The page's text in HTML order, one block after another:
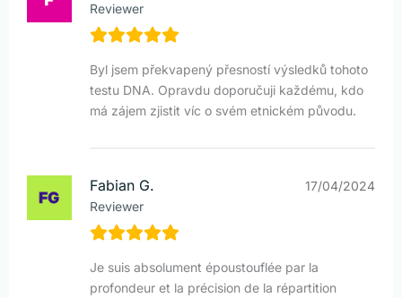
Reviewer
Byl jsem překvapený přesností výsledků tohoto
testu DNA. Opravdu doporučuji každému, kdo
má zájem zjistit víc o svém etnickém původu.
Fabian G.
Reviewer
17/04/2024
Je suis absolument époustouflée par la
profondeur et la précision de la répartition